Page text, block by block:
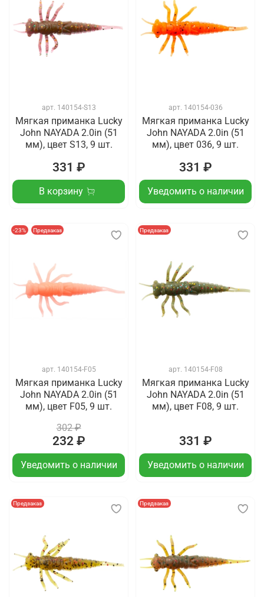
арт. 140154-S13
Мягкая приманка Lucky
John NAYADA 2.0in (51
мм), цвет S13, 9 шт.
331 ₽
В корзину
арт. 140154-036
Мягкая приманка Lucky
John NAYADA 2.0in (51
мм), цвет 036, 9 шт.
331 ₽
Уведомить о наличии
-23% Предзаказ
арт. 140154-F05
Мягкая приманка Lucky
John NAYADA 2.0in (51
мм), цвет F05, 9 шт.
302 ₽
232 ₽
Уведомить о наличии
Предзаказ
арт. 140154-F08
Мягкая приманка Lucky
John NAYADA 2.0in (51
мм), цвет F08, 9 шт.
331 ₽
Уведомить о наличии
Предзаказ Предзаказ